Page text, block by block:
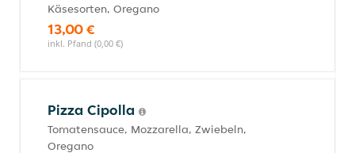
Käsesorten, Oregano
13,00 €
inkl. Pfand (0,00 €)
Pizza Cipolla
Tomatensauce, Mozzarella, Zwiebeln,
Oregano